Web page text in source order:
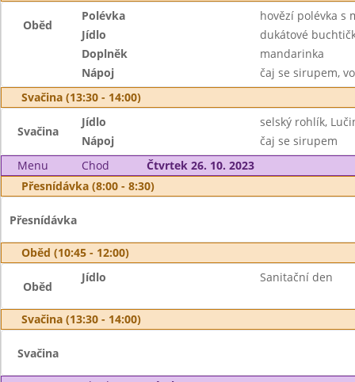
Oběd
Polévka
hovězí polévka s
Jídlo
dukátové
Doplněk
mandarinka
Nápoj
čaj se sirupem,
Svačina (13:30 - 14:00)
Svačina
Jídlo
selský rohlík,
Nápoj
čaj se sirupem
Menu
Chod
Čtvrtek 26. 10. 2023
Přesnídávka (8:00 - 8:30)
Přesnídávka
Oběd (10:45 - 12:00)
Oběd
Jídlo Sanitační den
Svačina (13:30 - 14:00)
Svačina